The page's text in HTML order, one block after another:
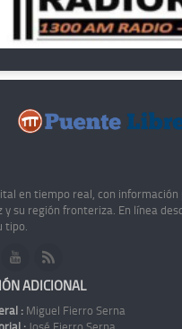
en tiempo real, con
y su región fronteriza. En línea
tipo.
ADICIONAL
: Miguel Fierro Serna